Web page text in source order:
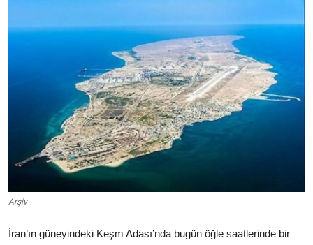
İletişim
Türkçe Kurdi
Arşiv
İran’ın güneyindeki Keşm Adası’nda bugün öğle saatlerinde bir